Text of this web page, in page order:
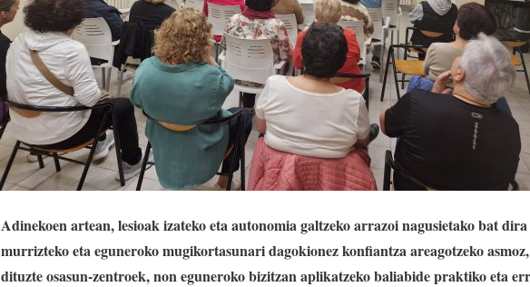
Adinekoen artean, lesioak izateko eta autonomia galtzeko arrazoi nagusietako bat
murrizteko eta eguneroko mugikortasunari dagokionez konfiantza areagotzeko
dituzte osasun-zentroek, non eguneroko bizitzan aplikatzeko baliabide praktiko eta